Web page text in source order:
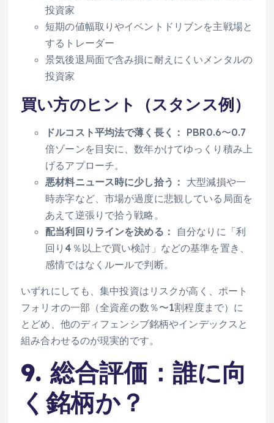
投資家
短期の値幅取りやイベントドリブンを主戦場と
するトレーダー
景気後退局面で含み損に耐えにくいメンタルの
投資家
買い方のヒント（スタンス例）
ドルコスト平均法で薄く長く： PBR0.6〜0.7
倍ゾーンを目安に、数年かけてゆっくり積み上
げるアプローチ。
悪材料ニュース時に少し拾う： 大型減損や一
時赤字など、市場が過度に悲観している局面を
あえて逆張りで拾う戦略。
配当利回りラインを決める：
自分なりに「利
回り4％以上で買い検討」などの基準を置き、
感情ではなくルールで判断。
いずれにしても、集中投資はリスクが高く、ポート
フォリオの一部（全資産の数％〜1割程度まで）に
とどめ、他のディフェンシブ銘柄やインデックスと
組み合わせるのが現実的です。
9. 総合評価：誰に向
く銘柄か？